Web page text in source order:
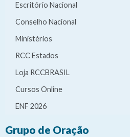
Escritório Nacional
Conselho Nacional
Ministérios
RCC Estados
Loja RCCBRASIL
Cursos Online
ENF 2026
Grupo de Oração